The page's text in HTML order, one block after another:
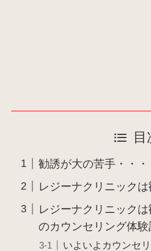
目
勧誘が大の苦手・・・
レジーナクリニックは
レジーナクリニック
のカウンセリング体験
いよいよカウンセ